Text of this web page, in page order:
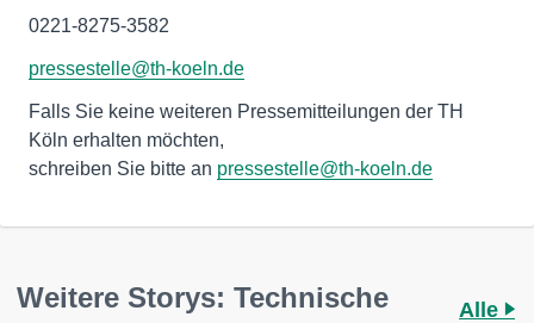
0221-8275-3582
pressestelle@th-koeln.de
Falls Sie keine weiteren Pressemitteilungen der TH
Köln erhalten möchten,
schreiben Sie bitte an pressestelle@th-koeln.de
Weitere Storys: Technische
Alle